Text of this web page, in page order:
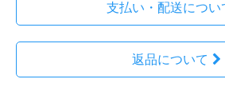
支払い・配送につい
返品について